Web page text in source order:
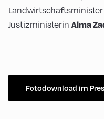
Landwirtschaftsminister
Justizministerin Alma
Fotodownload im